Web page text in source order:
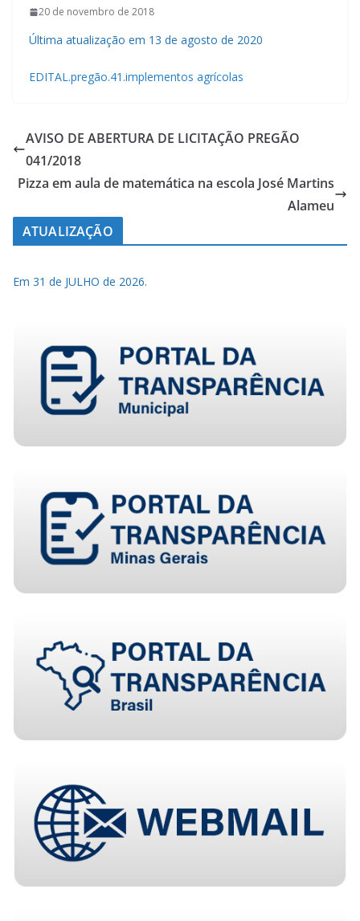
20 de novembro de 2018
Última atualização em 13 de agosto de 2020
EDITAL.pregão.41.implementos agrícolas
AVISO DE ABERTURA DE LICITAÇÃO PREGÃO
041/2018
Pizza em aula de matemática na escola José Martins
Alameu
ATUALIZAÇÃO
Em 31 de JULHO de 2026.